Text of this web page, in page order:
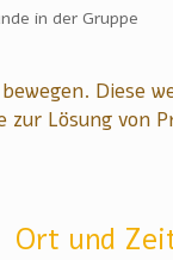
in der Gruppe
Diese
Lösung von
Ort und